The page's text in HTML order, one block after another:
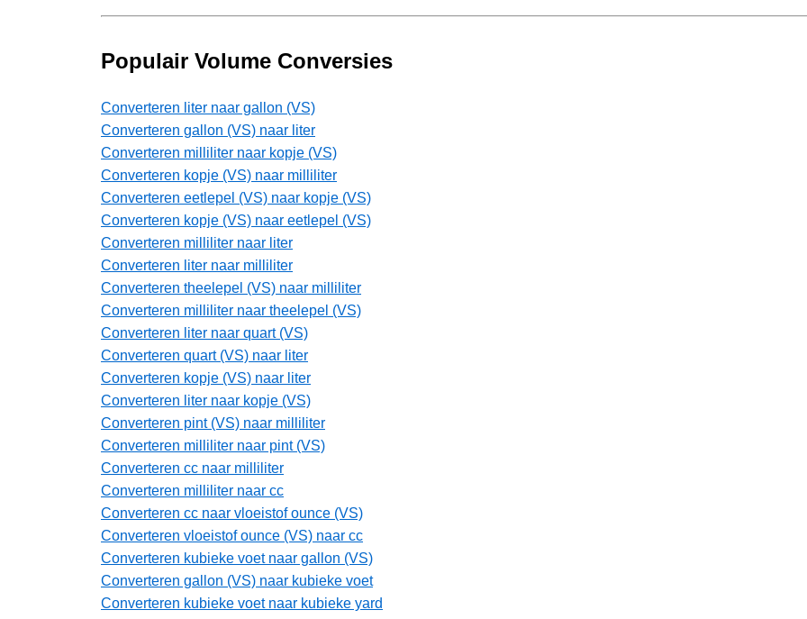
Populair Volume Conversies
Converteren liter naar gallon (VS)
Converteren gallon (VS) naar liter
Converteren milliliter naar kopje (VS)
Converteren kopje (VS) naar milliliter
Converteren eetlepel (VS) naar kopje (VS)
Converteren kopje (VS) naar eetlepel (VS)
Converteren milliliter naar liter
Converteren liter naar milliliter
Converteren theelepel (VS) naar milliliter
Converteren milliliter naar theelepel (VS)
Converteren liter naar quart (VS)
Converteren quart (VS) naar liter
Converteren kopje (VS) naar liter
Converteren liter naar kopje (VS)
Converteren pint (VS) naar milliliter
Converteren milliliter naar pint (VS)
Converteren cc naar milliliter
Converteren milliliter naar cc
Converteren cc naar vloeistof ounce (VS)
Converteren vloeistof ounce (VS) naar cc
Converteren kubieke voet naar gallon (VS)
Converteren gallon (VS) naar kubieke voet
Converteren kubieke voet naar kubieke yard